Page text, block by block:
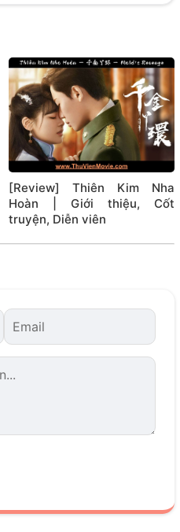
[Review] Thiên Kim Nha
Hoàn | Giới thiệu, Cốt
truyện, Diễn viên